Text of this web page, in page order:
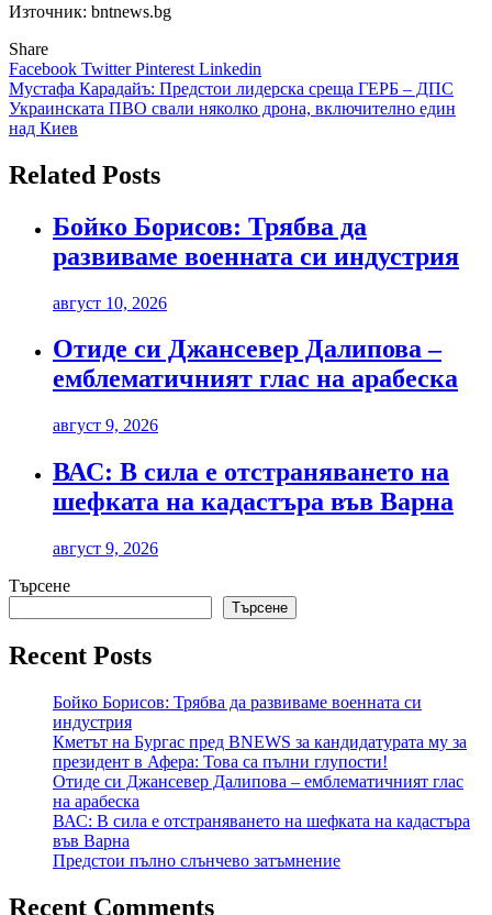
Източник: bntnews.bg
Share
Facebook TwitterPinterest Linkedin
Навигация
Мустафа Карадайъ: Предстои лидерска среща ГЕРБ – ДПС
Украинската ПВО свали няколко дрона, включително един
над Киев
Related Posts
Бойко Борисов: Трябва да
развиваме военната си индустрия
август 10, 2026
Отиде си Джансевер Далипова –
емблематичният глас на арабеска
август 9, 2026
ВАС: В сила е отстраняването на
шефката на кадастъра във Варна
август 9, 2026
Търсене
Търсене
Recent Posts
Бойко Борисов: Трябва да развиваме военната си
индустрия
Кметът на Бургас пред BNEWS за кандидатурата му за
президент в Афера: Това са пълни глупости!
Отиде си Джансевер Далипова – емблематичният глас
на арабеска
ВАС: В сила е отстраняването на шефката на кадастъра
във Варна
Предстои пълно слънчево затъмнение
Recent Comments